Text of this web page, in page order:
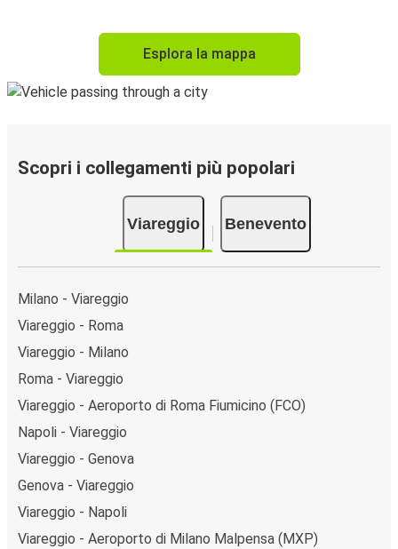
Esplora la mappa
Scopri i collegamenti più popolari
Viareggio Benevento
Milano - Viareggio
Viareggio - Roma
Viareggio - Milano
Roma - Viareggio
Viareggio - Aeroporto di Roma Fiumicino (FCO)
Napoli - Viareggio
Viareggio - Genova
Genova - Viareggio
Viareggio - Napoli
Viareggio - Aeroporto di Milano Malpensa (MXP)